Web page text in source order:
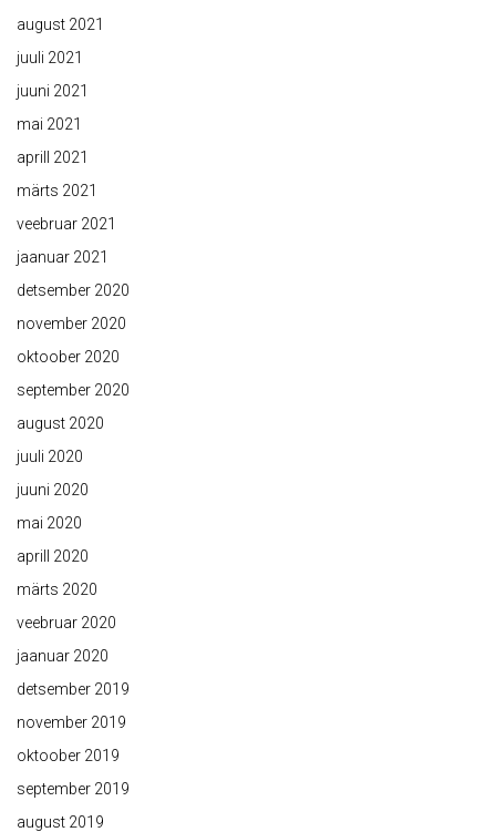
august 2021
juuli 2021
juuni 2021
mai 2021
aprill 2021
märts 2021
veebruar 2021
jaanuar 2021
detsember 2020
november 2020
oktoober 2020
september 2020
august 2020
juuli 2020
juuni 2020
mai 2020
aprill 2020
märts 2020
veebruar 2020
jaanuar 2020
detsember 2019
november 2019
oktoober 2019
september 2019
august 2019